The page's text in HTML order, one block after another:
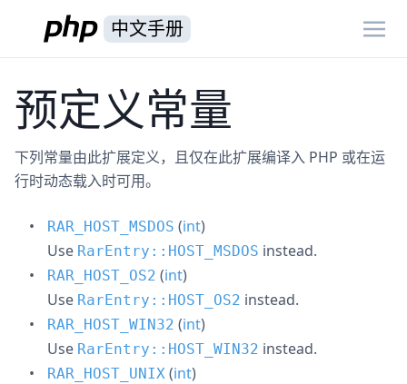
中文手册
预定义常量
下列常量由此扩展定义，且仅在此扩展编译入 PHP 或在运
行时动态载入时可用。
RAR_HOST_MSDOS (int)
Use RarEntry::HOST_MSDOS instead.
RAR_HOST_OS2 (int)
Use RarEntry::HOST_OS2 instead.
RAR_HOST_WIN32 (int)
Use RarEntry::HOST_WIN32 instead.
RAR_HOST_UNIX (int)